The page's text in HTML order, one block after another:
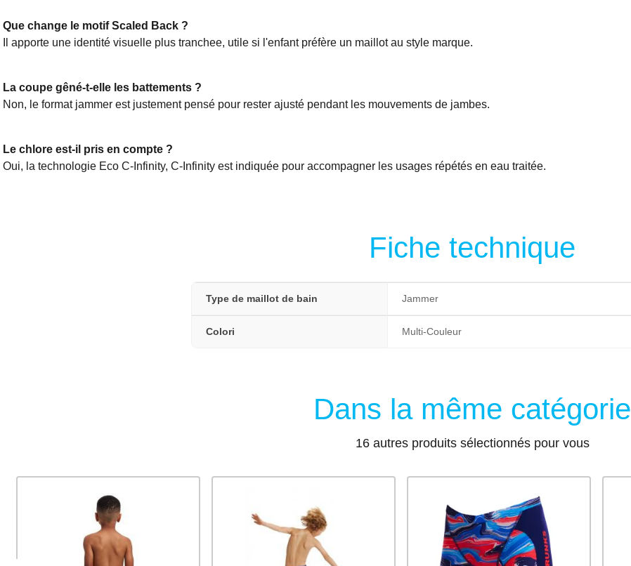
Que change le motif Scaled Back ?
Il apporte une identité visuelle plus tranchee, utile si l'enfant préfère un maillot au style marque.
La coupe gêné-t-elle les battements ?
Non, le format jammer est justement pensé pour rester ajusté pendant les mouvements de jambes.
Le chlore est-il pris en compte ?
Oui, la technologie Eco C-Infinity, C-Infinity est indiquée pour accompagner les usages répétés en eau traitée.
Fiche technique
Type de maillot de bain Jammer
Colori Multi-Couleur
Dans la même catégorie
16 autres produits sélectionnés pour vous